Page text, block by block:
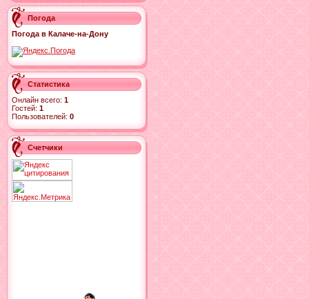
Погода
Погода в Калаче-на-Дону
Статистика
Онлайн всего: 1
Гостей: 1
Пользователей: 0
Счетчики